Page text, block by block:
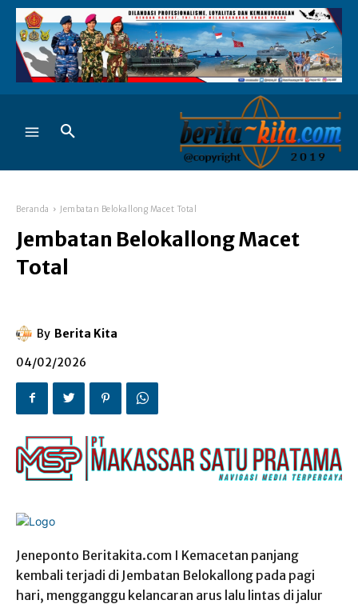
Beranda Jembatan Belokallong Macet Total
Jembatan Belokallong Macet
Total
By Berita Kita
04/02/2026
Jeneponto Beritakita.com I Kemacetan panjang
kembali terjadi di Jembatan Belokallong pada pagi
hari, mengganggu kelancaran arus lalu lintas di jalur